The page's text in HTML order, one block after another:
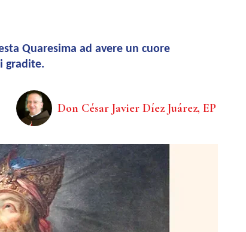
Quaresima ad avere un cuore
gradite.
Don César Javier Díez Juárez, EP